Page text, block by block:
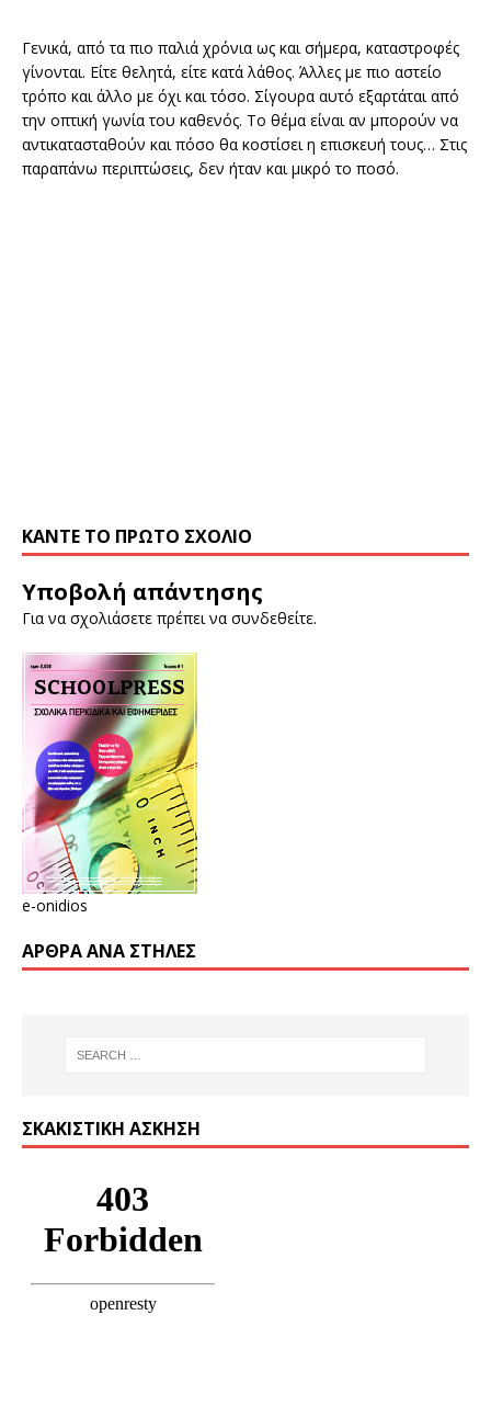
Γενικά, από τα πιο παλιά χρόνια ως και σήμερα, καταστροφές
γίνονται. Είτε θελητά, είτε κατά λάθος. Άλλες με πιο αστείο
τρόπο και άλλο με όχι και τόσο. Σίγουρα αυτό εξαρτάται από
την οπτική γωνία του καθενός. Το θέμα είναι αν μπορούν να
αντικατασταθούν και πόσο θα κοστίσει η επισκευή τους… Στις
παραπάνω περιπτώσεις, δεν ήταν και μικρό το ποσό.
ΚΆΝΤΕ ΤΟ ΠΡΏΤΟ ΣΧΌΛΙΟ
Υποβολή απάντησης
Για να σχολιάσετε πρέπει να συνδεθείτε.
e-onidios
ΆΡΘΡΑ ΑΝΆ ΣΤΉΛΕΣ
ΣΚΑΚΙΣΤΙΚΉ ΆΣΚΗΣΗ